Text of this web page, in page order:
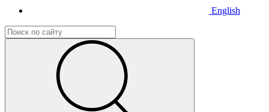
English